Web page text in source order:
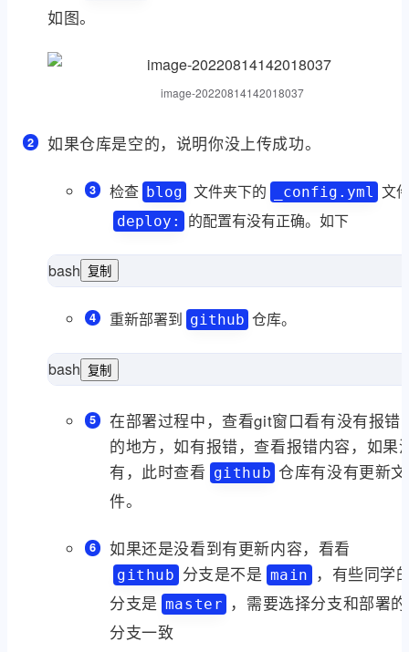
如图。
image-20220814142018037
如果仓库是空的，说明你没上传成功。
检查 blog 文件夹下的 _config.yml 文
deploy: 的配置有没有正确。如下
bash 复制
github.io.git
重新部署到 github 仓库。
bash 复制
在部署过程中，查看git窗口看有没有报错
的地方，如有报错，查看报错内容，如果
有，此时查看 github 仓库有没有更新文
件。
如果还是没看到有更新内容，看看
github 分支是不是 main
，有些同学
分支是 master
，需要选择分支和部署的
分支一致